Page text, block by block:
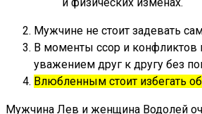
Мужчине не стоит задевать
В моменты ссор и конфликтов
уважением друг к другу без
Влюбленным стоит избегать
Мужчина Лев и женщина Водолей